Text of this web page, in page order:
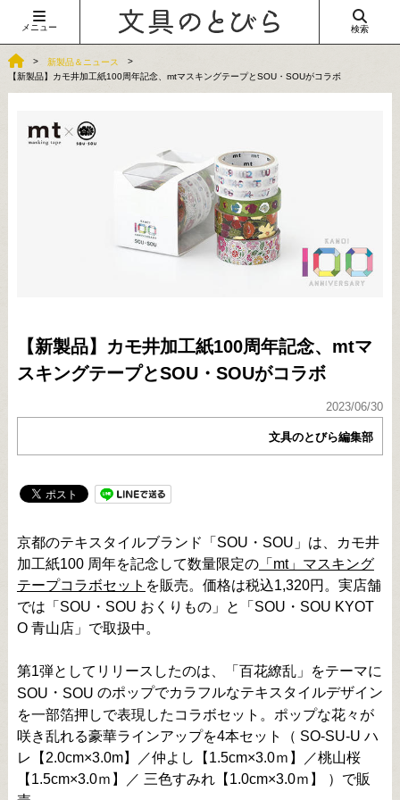
メニュー 検索
新製品＆ニュース
【新製品】カモ井加工紙100周年記念、mtマスキングテープとSOU・SOUがコラボ
【新製品】カモ井加工紙100周年記念、mtマ
スキングテープとSOU・SOUがコラボ
2023/06/30
文具のとびら編集部
京都のテキスタイルブランド「SOU・SOU」は、カモ井
加工紙100 周年を記念して数量限定の「mt」マスキング
テープコラボセット を販売。価格は税込1,320円。実店舗
では「SOU・SOU おくりもの」と「SOU・SOU KYOT
O 青山店」で取扱中。
第1弾としてリリースしたのは、「百花繚乱」をテーマに
SOU ・ SOU のポップでカラフルなテキスタイルデザイン
を一部箔押しで表現したコラボセット。ポップな花々が
咲き乱れる豪華ラインアップを4本セット（ SO-SU-U ハ
レ【2.0cm×3.0m】／仲よし【1.5cm×3.0ｍ】／桃山桜
【1.5cm×3.0ｍ】／ 三色すみれ【1.0cm×3.0ｍ】 ）で販